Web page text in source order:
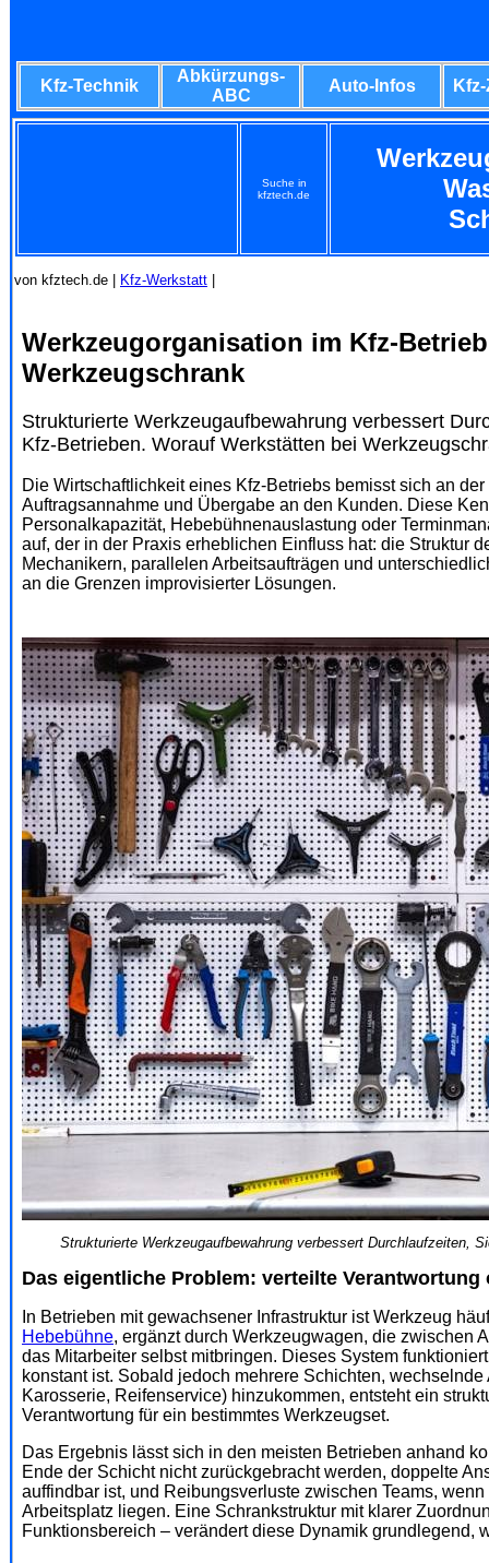
Kfz-Technik
Abkürzungs-
ABC
Auto-Infos
Suche in
kfztech.de
von kfztech.de | Kfz-Werkstatt
Werkzeugorganisation im Kfz-
Werkzeugschrank
Strukturierte Werkzeugaufbewahrung verbessert
Kfz-Betrieben. Worauf Werkstätten bei
Die Wirtschaftlichkeit eines Kfz-Betriebs bemisst sich an
Auftragsannahme und Übergabe an den Kunden. Diese
Personalkapazität, Hebebühnenauslastung oder
auf, der in der Praxis erheblichen Einfluss hat: die Struktur
Mechanikern, parallelen Arbeitsaufträgen und
an die Grenzen improvisierter Lösungen.
Strukturierte Werkzeugaufbewahrung verbessert Durchlaufzeiten,
Das eigentliche Problem: verteilte Verantwortung
In Betrieben mit gewachsener Infrastruktur ist Werkzeug
Hebebühne, ergänzt durch Werkzeugwagen, die zwischen
das Mitarbeiter selbst mitbringen. Dieses System
konstant ist. Sobald jedoch mehrere Schichten,
Karosserie, Reifenservice) hinzukommen, entsteht ein
Verantwortung für ein bestimmtes Werkzeugset.
Das Ergebnis lässt sich in den meisten Betrieben anhand
Ende der Schicht nicht zurückgebracht werden, doppelte
auffindbar ist, und Reibungsverluste zwischen Teams,
Arbeitsplatz liegen. Eine Schrankstruktur mit klarer
Funktionsbereich – verändert diese Dynamik grundlegend,